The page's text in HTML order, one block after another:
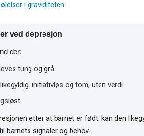
i graviditeten
ved depresjon
der:
tung og grå
initiativløs og tom, uten verdi
etter at barnet er født, kan den
barnets signaler og behov.